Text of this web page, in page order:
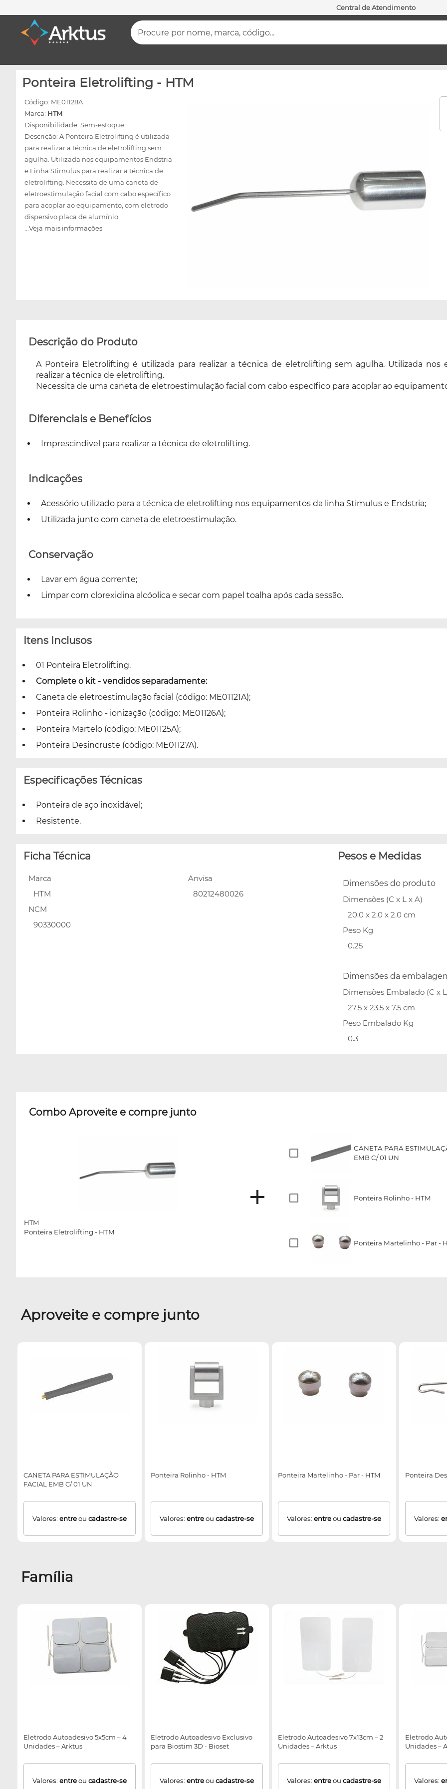
Central de Atendimento
Procure por nome, marca, código...
Ponteira Eletrolifting - HTM
Código: ME01128A
Marca: HTM
Disponibilidade: Sem-estoque
Descrição: A Ponteira Eletrolifting é utilizada
para realizar a técnica de eletrolifting sem
agulha. Utilizada nos equipamentos Endstria
e Linha Stimulus para realizar a técnica de
eletrolifting. Necessita de uma caneta de
eletroestimulação facial com cabo específico
para acoplar ao equipamento, com eletrodo
dispersivo placa de alumínio.
...Veja mais informações
Descrição do Produto
A Ponteira Eletrolifting é utilizada para realizar a técnica de eletrolifting sem agulha. Utilizada
realizar a técnica de eletrolifting.
Necessita de uma caneta de eletroestimulação facial com cabo específico para acoplar ao
Diferenciais e Benefícios
Imprescindivel para realizar a técnica de eletrolifting.
Indicações
Acessório utilizado para a técnica de eletrolifting nos equipamentos da linha Stimulus e Endstria;
Utilizada junto com caneta de eletroestimulação.
Conservação
Lavar em água corrente;
Limpar com clorexidina alcóolica e secar com papel toalha após cada sessão.
Itens Inclusos
01 Ponteira Eletrolifting.
Complete o kit - vendidos separadamente:
Caneta de eletroestimulação facial (código: ME01121A);
Ponteira Rolinho - ionização (código: ME01126A);
Ponteira Martelo (código: ME01125A);
Ponteira Desincruste (código: ME01127A).
Especificações Técnicas
Ponteira de aço inoxidável;
Resistente.
Ficha Técnica
Marca
HTM
NCM
90330000
Anvisa
80212480026
Pesos e Medidas
Dimensões do produto
Dimensões (C x L x A)
20.0 x 2.0 x 2.0 cm
Peso Kg
0.25
Dimensões da
Dimensões Embalado (C x
27.5 x 23.5 x 7.5 cm
Peso Embalado Kg
0.3
Combo Aproveite e compre junto
HTM
Ponteira Eletrolifting - HTM
CANETA PARA
EMB C/ 01 UN
Ponteira Rolinho - HTM
Ponteira Martelinho - Par -
Aproveite e compre junto
CANETA PARA ESTIMULAÇÃO
FACIAL EMB C/ 01 UN
Valores: entreou cadastre-se
Ponteira Rolinho - HTM
Valores: entreou cadastre-se
Ponteira Martelinho - Par - HTM
Valores: entreou cadastre-se
Ponteira
Valores:
Família
Eletrodo Autoadesivo 5x5cm – 4
Unidades – Arktus
Valores: entreou cadastre-se
Eletrodo Autoadesivo Exclusivo
para Biostim 3D - Bioset
Valores: entreou cadastre-se
Eletrodo Autoadesivo 7x13cm – 2
Unidades – Arktus
Valores: entreou cadastre-se
Eletrodo
Unidades –
Valores: